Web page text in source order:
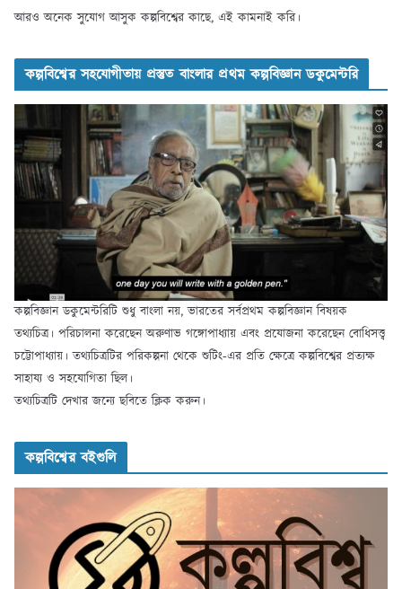
আরও অনেক সুযোগ আসুক কল্পবিশ্বের কাছে, এই কামনাই করি।
কল্পবিশ্বের সহযোগীতায় প্রস্তুত বাংলার প্রথম কল্পবিজ্ঞান ডকুমেন্টরি
কল্পবিজ্ঞান ডকুমেন্টরিটি শুধু বাংলা নয়, ভারতের সর্বপ্রথম কল্পবিজ্ঞান বিষয়ক
তথ্যচিত্র। পরিচালনা করেছেন অরুণাভ গঙ্গোপাধ্যায় এবং প্রযোজনা করেছেন বোধিসত্ত্ব
চট্টোপাধ্যায়। তথ্যচিত্রটির পরিকল্পনা থেকে শুটিং-এর প্রতি ক্ষেত্রে কল্পবিশ্বের প্রত্যক্ষ
সাহায্য ও সহযোগিতা ছিল।
তথ্যচিত্রটি দেখার জন্যে ছবিতে ক্লিক করুন।
কল্পবিশ্বের বইগুলি